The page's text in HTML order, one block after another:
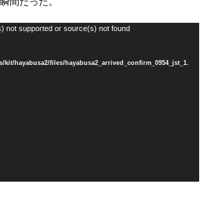
not supported or source(s) not found
kit/hayabusa2/files/hayabusa2_arrived_confirm_0954_jst_1.